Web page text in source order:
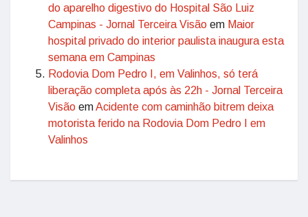
do aparelho digestivo do Hospital São Luiz
Campinas - Jornal Terceira Visão em Maior
hospital privado do interior paulista inaugura esta
semana em Campinas
Rodovia Dom Pedro I, em Valinhos, só terá
liberação completa após às 22h - Jornal Terceira
Visão emAcidente com caminhão bitrem deixa
motorista ferido na Rodovia Dom Pedro I em
Valinhos